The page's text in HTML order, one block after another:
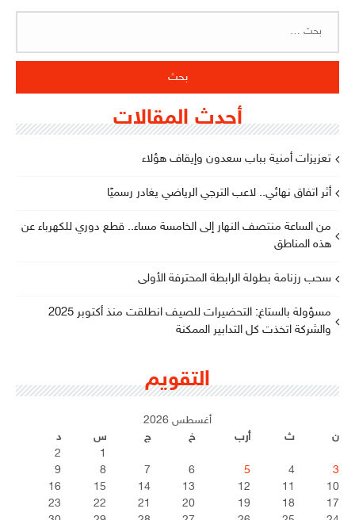
أحدث المقالات
تعزيزات أمنية بباب سعدون وإيقاف هؤلاء
أثر اتفاق نهائي.. لاعب الترجي الرياضي يغادر رسميًا
من الساعة منتصف النهار إلى الخامسة مساء.. قطع دوري للكهرباء عن
هذه المناطق
سحب رزنامة بطولة الرابطة المحترفة الأولى
مسؤولة بالستاغ: التحضيرات للصيف انطلقت منذ أكتوبر 2025
والشركة اتخذت كل التدابير الممكنة
التقويم
أغسطس 2026
ن
ث أرب خ ج س
د
1
2
3
4
5
6
7
8
9
10
11
12
13
14
15
16
17
18
19
20
21
22
23